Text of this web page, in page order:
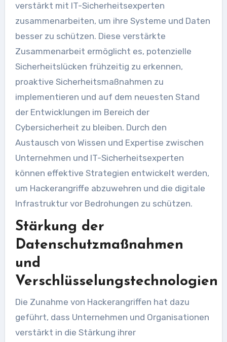
verstärkt mit IT-Sicherheitsexperten
zusammenarbeiten, um ihre Systeme und Daten
besser zu schützen. Diese verstärkte
Zusammenarbeit ermöglicht es, potenzielle
Sicherheitslücken frühzeitig zu erkennen,
proaktive Sicherheitsmaßnahmen zu
implementieren und auf dem neuesten Stand
der Entwicklungen im Bereich der
Cybersicherheit zu bleiben. Durch den
Austausch von Wissen und Expertise zwischen
Unternehmen und IT-Sicherheitsexperten
können effektive Strategien entwickelt werden,
um Hackerangriffe abzuwehren und die digitale
Infrastruktur vor Bedrohungen zu schützen.
Stärkung der
Datenschutzmaßnahmen
und
Verschlüsselungstechnologien
Die Zunahme von Hackerangriffen hat dazu
geführt, dass Unternehmen und Organisationen
verstärkt in die Stärkung ihrer